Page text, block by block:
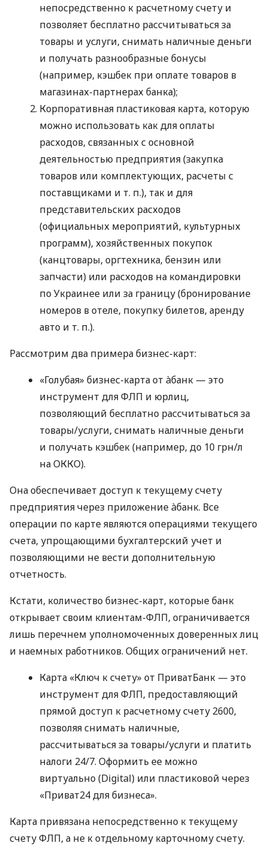
непосредственно к расчетному счету и
позволяет бесплатно рассчитываться за
товары и услуги, снимать наличные деньги
и получать разнообразные бонусы
(например, кэшбек при оплате товаров в
магазинах-партнерах банка);
Корпоративная пластиковая карта, которую
можно использовать как для оплаты
расходов, связанных с основной
деятельностью предприятия (закупка
товаров или комплектующих, расчеты с
поставщиками и т. п.), так и для
представительских расходов
(официальных мероприятий, культурных
программ), хозяйственных покупок
(канцтовары, оргтехника, бензин или
запчасти) или расходов на командировки
по Украинее или за границу (бронирование
номеров в отеле, покупку билетов, аренду
авто и т. п.).
Рассмотрим два примера бизнес-карт:
«Голубая» бизнес-карта от àбанк — это
инструмент для ФЛП и юрлиц,
позволяющий бесплатно рассчитываться за
товары/услуги, снимать наличные деньги
и получать кэшбек (например, до 10 грн/л
на ОККО).
Она обеспечивает доступ к текущему счету
предприятия через приложение àбанк. Все
операции по карте являются операциями текущего
счета, упрощающими бухгалтерский учет и
позволяющими не вести дополнительную
отчетность.
Кстати, количество бизнес-карт, которые банк
открывает своим клиентам-ФЛП, ограничивается
лишь перечнем уполномоченных доверенных лиц
и наемных работников. Общих ограничений нет.
Карта «Ключ к счету» от ПриватБанк — это
инструмент для ФЛП, предоставляющий
прямой доступ к расчетному счету 2600,
позволяя снимать наличные,
рассчитываться за товары/услуги и платить
налоги 24/7. Оформить ее можно
виртуально (Digital) или пластиковой через
«Приват24 для бизнеса».
Карта привязана непосредственно к текущему
счету ФЛП, а не к отдельному карточному счету.